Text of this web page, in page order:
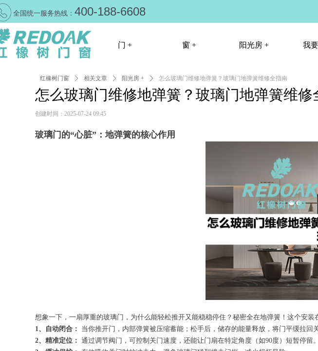
门 +
门 +
窗 +
窗 +
阳光房 +
阳光房 +
我
全国统一服务热线： 400-188-6608
玻璃门的“心脏”：地弹簧的核心作用
想象一下，一扇厚重的玻璃门，为什么能轻松推开又能稳稳停住？秘密全在地弹簧！这个安
1、自动闭合：
当你推开门，内部弹簧被压缩蓄能；松手后，储存的能量释放，将门平缓拉回
2、精准定位： 通过调节阀门，可控制关门速度，还能让门扇在特定角度（如90度）短暂停留。
红橡树门窗 ꄲ 相关文章 ꄲ 阳光房 + ꄲ 怎么玻璃门维修地弹簧？玻璃门地弹簧维修全指南
怎么玻璃门维修地弹簧？玻璃门地弹簧维修
创建时间： 2025-07-24 09:45